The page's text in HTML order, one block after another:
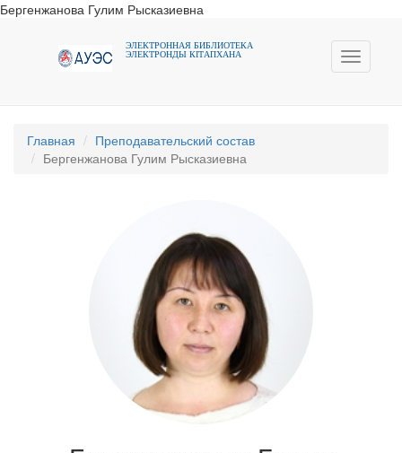
Бергенжанова Гулим Рысказиевна
Toggle
ЭЛЕКТРОННАЯ БИБЛИОТЕКА
ЭЛЕКТРОНДЫ КIТАПХАНА
Главная
Преподавательский состав
Бергенжанова Гулим Рысказиевна